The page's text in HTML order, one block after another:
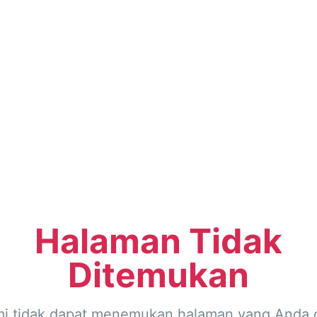
Halaman Tidak
Ditemukan